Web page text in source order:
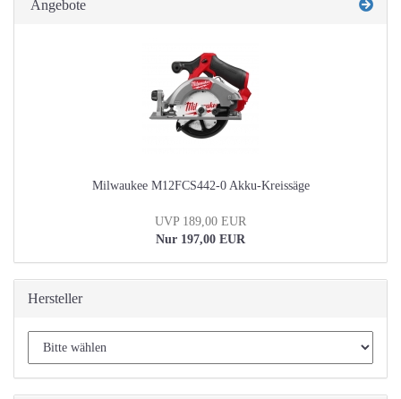
Angebote
Milwaukee M12FCS442-0 Akku-Kreissäge
UVP 189,00 EUR
Nur 197,00 EUR
Hersteller